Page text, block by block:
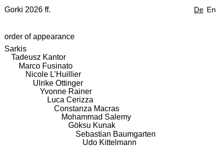
De En
Gorki 2026 ff.
order of appearance
Sarkis
Tadeusz Kantor
Marco Fusinato
Nicole L’Huillier
Ulrike Ottinger
Yvonne Rainer
Luca Cerizza
Constanza Macras
Mohammad Salemy
Göksu Kunak
Sebastian Baumgarten
Udo Kittelmann